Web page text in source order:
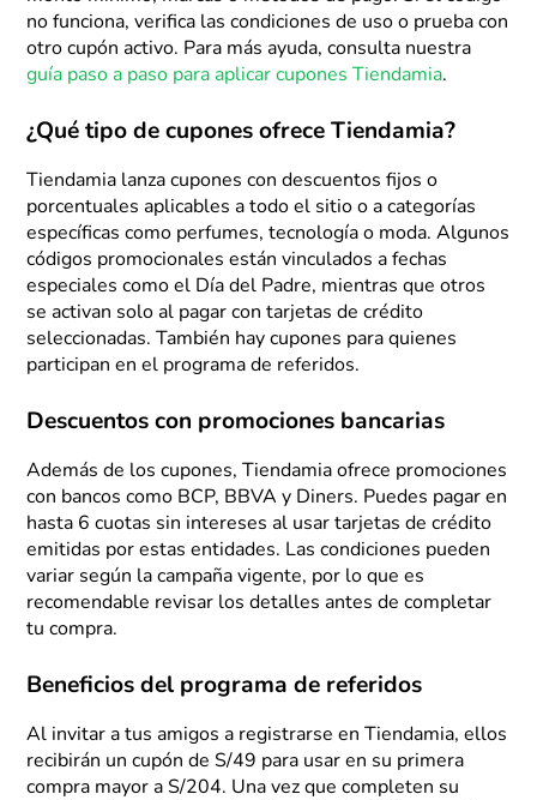
no funciona, verifica las condiciones de uso o prueba con
otro cupón activo. Para más ayuda, consulta nuestra
guía paso a paso para aplicar cupones Tiendamia.
¿Qué tipo de cupones ofrece Tiendamia?
Tiendamia lanza cupones con descuentos fijos o
porcentuales aplicables a todo el sitio o a categorías
específicas como perfumes, tecnología o moda. Algunos
códigos promocionales están vinculados a fechas
especiales como el Día del Padre, mientras que otros
se activan solo al pagar con tarjetas de crédito
seleccionadas. También hay cupones para quienes
participan en el programa de referidos.
Descuentos con promociones bancarias
Además de los cupones, Tiendamia ofrece promociones
con bancos como BCP, BBVA y Diners. Puedes pagar en
hasta 6 cuotas sin intereses al usar tarjetas de crédito
emitidas por estas entidades. Las condiciones pueden
variar según la campaña vigente, por lo que es
recomendable revisar los detalles antes de completar
tu compra.
Beneficios del programa de referidos
Al invitar a tus amigos a registrarse en Tiendamia, ellos
recibirán un cupón de S/49 para usar en su primera
compra mayor a S/204. Una vez que completen su